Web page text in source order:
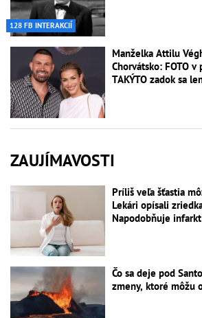
128 FB INTERAKCIÍ
Manželka Attilu
Chorvátsko: FOTO
TAKÝTO zadok sa
ZAUJÍMAVOSTI
Príliš veľa šťastia
Lekári opísali
Napodobňuje infarkt
Čo sa deje pod
zmeny, ktoré môžu